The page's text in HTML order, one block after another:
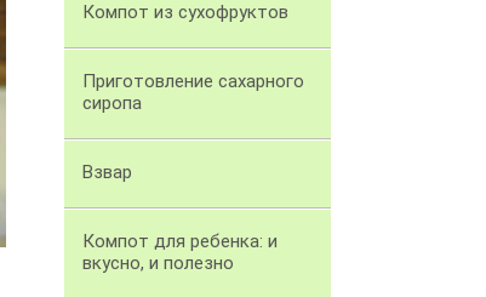
Компот из сухофруктов
Приготовление сахарного
сиропа
Взвар
Компот для ребенка: и
вкусно, и полезно